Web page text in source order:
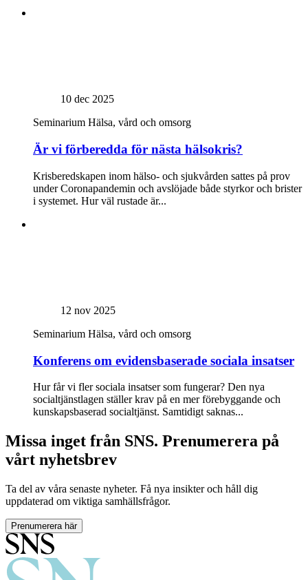
10 dec 2025
Seminarium Hälsa, vård och omsorg
Är vi förberedda för nästa hälsokris?
Krisberedskapen inom hälso- och sjukvården sattes på prov
under Coronapandemin och avslöjade både styrkor och brister
i systemet. Hur väl rustade är...
12 nov 2025
Seminarium Hälsa, vård och omsorg
Konferens om evidensbaserade sociala insatser
Hur får vi fler sociala insatser som fungerar? Den nya
socialtjänstlagen ställer krav på en mer förebyggande och
kunskapsbaserad socialtjänst. Samtidigt saknas...
Missa inget från SNS. Prenumerera på
vårt nyhetsbrev
Ta del av våra senaste nyheter. Få nya insikter och håll dig
uppdaterad om viktiga samhällsfrågor.
Prenumerera här